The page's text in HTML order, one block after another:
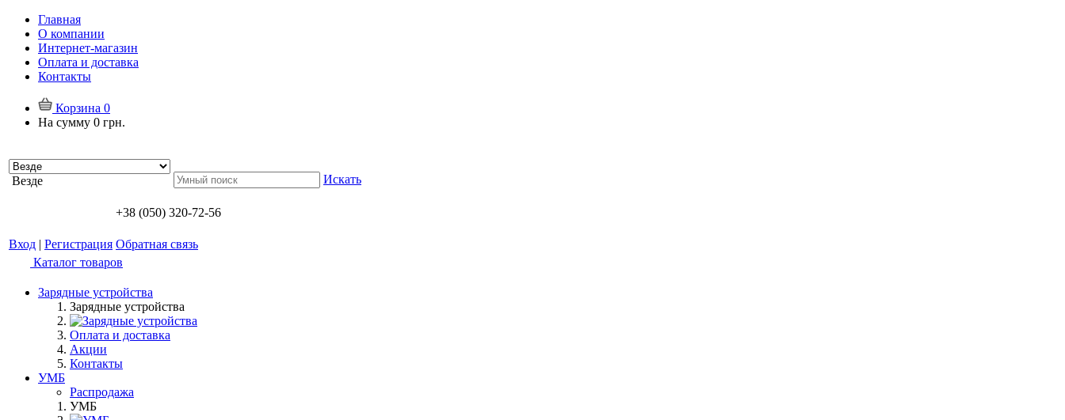
Главная
О компании
Интернет-магазин
Оплата и доставка
Контакты
Корзина 0
На сумму 0 грн.
Везде Искать
+38 (050) 320-72-56
Вход | Регистрация Обратная связь
Каталог товаров
Зарядные устройства
Зарядные устройства
Оплата и доставка
Акции
Контакты
УМБ
Распродажа
УМБ